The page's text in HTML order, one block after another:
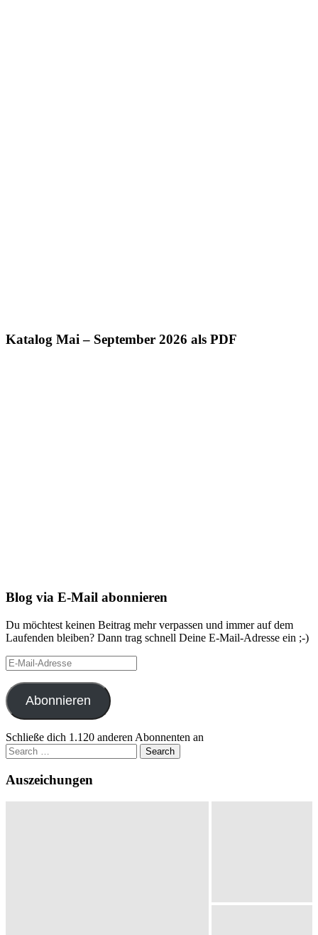
Katalog Mai – September 2026 als PDF
Blog via E-Mail abonnieren
Du möchtest keinen Beitrag mehr verpassen und immer auf dem
Laufenden bleiben? Dann trag schnell Deine E-Mail-Adresse ein ;-)
E-
Mail-
Adresse
Abonnieren
Schließe dich 1.120 anderen Abonnenten an
Search
for:
Auszeichungen